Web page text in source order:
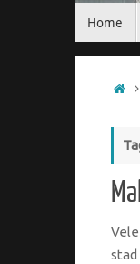
naarHome
stad